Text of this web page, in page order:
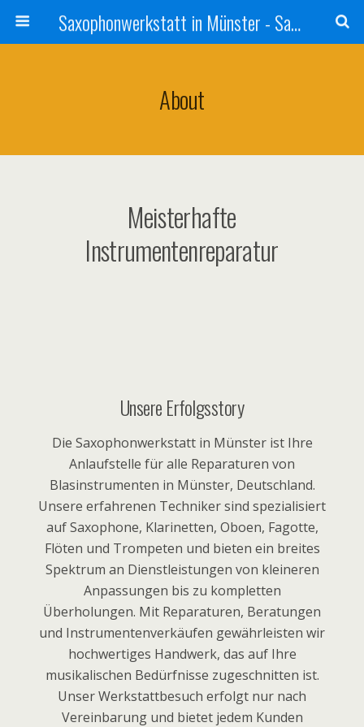
Saxophonwerkstatt in Münster - Saxophon Reparatur
About
Meisterhafte
Instrumentenreparatur
Unsere Erfolgsstory
Die Saxophonwerkstatt in Münster ist Ihre
Anlaufstelle für alle Reparaturen von
Blasinstrumenten in Münster, Deutschland.
Unsere erfahrenen Techniker sind spezialisiert
auf Saxophone, Klarinetten, Oboen, Fagotte,
Flöten und Trompeten und bieten ein breites
Spektrum an Dienstleistungen von kleineren
Anpassungen bis zu kompletten
Überholungen. Mit Reparaturen, Beratungen
und Instrumentenverkäufen gewährleisten wir
hochwertiges Handwerk, das auf Ihre
musikalischen Bedürfnisse zugeschnitten ist.
Unser Werkstattbesuch erfolgt nur nach
Vereinbarung und bietet jedem Kunden